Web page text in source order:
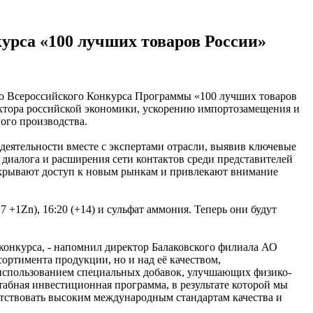
«100 лучших товаров России»
Конкурса Программы «100 лучших товаров
российской экономики, ускорению импортозамещения и
производства.
вместе с экспертами отрасли, выявив ключевые
и расширения сети контактов среди представителей
доступ к новым рынкам и привлекают внимание
16:20 (+14) и сульфат аммония. Теперь они будут
- напомнил директор Балаковского филиала АО
продукции, но и над её качеством,
специальных добавок, улучшающих физико-
инвестиционная программа, в результате которой мы
высоким международным стандартам качества и